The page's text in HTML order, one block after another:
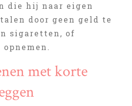
die hij naar eigen
door geen geld te
sigaretten, of
met korte